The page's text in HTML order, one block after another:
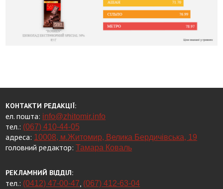
КОНТАКТИ РЕДАКЦІЇ:
ел. пошта: info@zhitomir.info
тел.: (067) 410-44-05
адреса: 10008, м.Житомир, Велика Бердичівська, 19
головний редактор:Тамара Коваль
РЕКЛАМНИЙ ВІДДІЛ:
тел.: (0412) 47-00-47, (067) 412-63-04